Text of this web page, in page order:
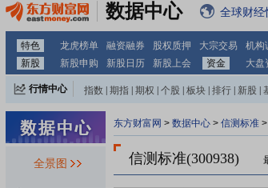
数据中心 全球财经
特色 龙虎榜单 融资融券 股权质押 大宗交易 机构
新股
新股申购 新股日历 新股上会 资金 大盘
行情中心 指数 期指 期权 个股 板块 排行 新股
全景图
东方财富网 > 数据中心 > 信测标准 >
信测标准(300938)